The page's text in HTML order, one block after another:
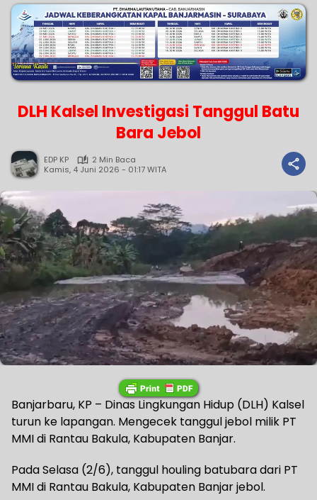
DLH Kalsel Investigasi Tanggul Batu
Bara Jebol
EDP KP
2 Min Baca
Kamis, 4 Juni 2026 - 01:17 WITA
Banjarbaru, KP – Dinas Lingkungan Hidup (DLH) Kalsel
turun ke lapangan. Mengecek tanggul jebol milik PT
MMI di Rantau Bakula, Kabupaten Banjar.
Pada Selasa (2/6), tanggul houling batubara dari PT
MMI di Rantau Bakula, Kabupaten Banjar jebol.